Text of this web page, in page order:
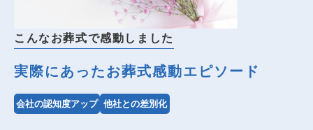
こんなお葬式で感動しました
実際にあったお葬式感動エピソード
会社の認知度アップ 他社との差別化